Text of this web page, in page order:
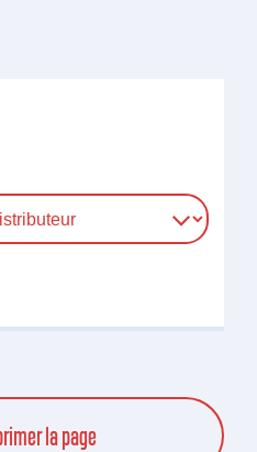
la page